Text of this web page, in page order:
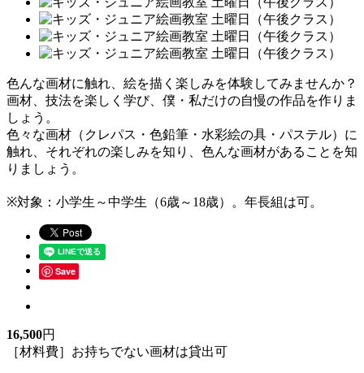
色んな画材に触れ、絵を描く楽しみを体験してみませんか？
画材、技法を楽しく学び、僕・私だけの自慢の作品を作りま
しょう。
色々な画材（クレパス・色鉛筆・水彩絵の具・パステル）に
触れ、それぞれの楽しみを知り、色んな画材があることを知
りましょう。
※対象：小学生～中学生（6歳～18歳）。年長組は可。
Save
16,500円
［材料費］お持ちでない画材は貸出可